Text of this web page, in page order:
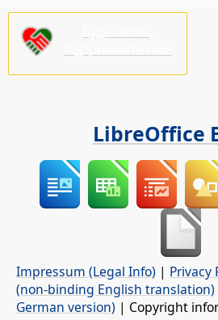
LibreOffice
Impressum (Legal Info) | Privacy
(non-binding English translation)
German version) | Copyright